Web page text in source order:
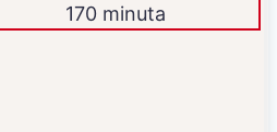
170 minuta